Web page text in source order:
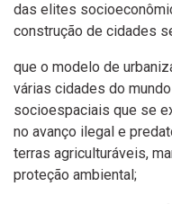
das elites
construção de cidades
que o modelo de
várias cidades do
socioespaciais que se
no avanço ilegal e
terras agriculturáveis,
proteção ambiental;